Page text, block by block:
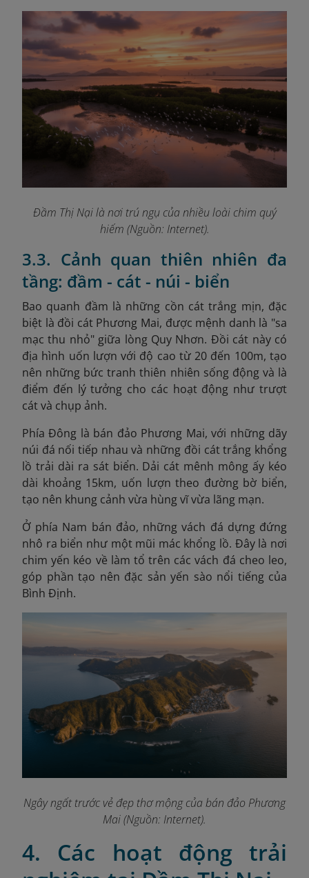
Đầm Thị Nại là nơi trú ngụ của nhiều loài chim quý
hiếm (Nguồn: Internet).
3.3. Cảnh quan thiên nhiên đa
tầng: đầm - cát - núi - biển
Bao quanh đầm là những cồn cát trắng mịn, đặc
biệt là đồi cát Phương Mai, được mệnh danh là "sa
mạc thu nhỏ" giữa lòng Quy Nhơn. Đồi cát này có
địa hình uốn lượn với độ cao từ 20 đến 100m, tạo
nên những bức tranh thiên nhiên sống động và là
điểm đến lý tưởng cho các hoạt động như trượt
cát và chụp ảnh.
Phía Đông là bán đảo Phương Mai, với những dãy
núi đá nối tiếp nhau và những đồi cát trắng khổng
lồ trải dài ra sát biển. Dải cát mênh mông ấy kéo
dài khoảng 15km, uốn lượn theo đường bờ biển,
tạo nên khung cảnh vừa hùng vĩ vừa lãng mạn.
Ở phía Nam bán đảo, những vách đá dựng đứng
nhô ra biển như một mũi mác khổng lồ. Đây là nơi
chim yến kéo về làm tổ trên các vách đá cheo leo,
góp phần tạo nên đặc sản yến sào nổi tiếng của
Bình Định.
Ngây ngất trước vẻ đẹp thơ mộng của bán đảo Phương
Mai (Nguồn: Internet).
4. Các hoạt động trải